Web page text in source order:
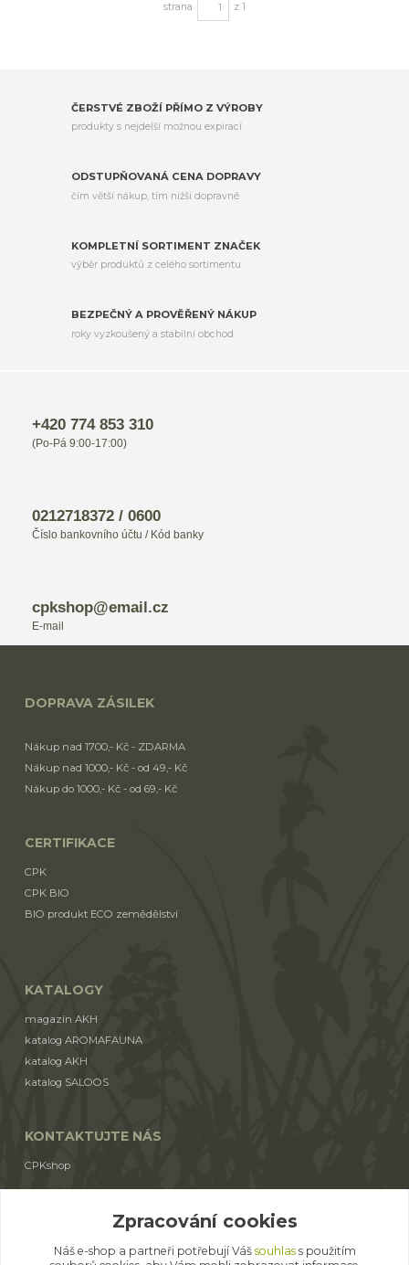
strana z 1
ČERSTVÉ ZBOŽÍ PŘÍMO Z VÝROBY
produkty s nejdelší možnou expirací
ODSTUPŇOVANÁ CENA DOPRAVY
čím větší nákup, tím nižší dopravné
KOMPLETNÍ SORTIMENT ZNAČEK
výběr produktů z celého sortimentu
BEZPEČNÝ A PROVĚŘENÝ NÁKUP
roky vyzkoušený a stabilní obchod
+420 774 853 310
(Po-Pá 9:00-17:00)
0212718372 / 0600
Číslo bankovního účtu / Kód banky
cpkshop@email.cz
E-mail
DOPRAVA ZÁSILEK
Nákup nad 1700,- Kč - ZDARMA
Nákup nad 1000,- Kč - od 49,- Kč
Nákup do 1000,- Kč - od 69,- Kč
CERTIFIKACE
CPK
CPK BIO
BIO produkt ECO zemědělství
KATALOGY
magazín AKH
katalog AROMAFAUNA
katalog AKH
katalog SALOOS
KONTAKTUJTE NÁS
CPKshop
(Po-Pá 9:00-17:00)
Zpracování cookies
Náš e-shop a partneři potřebují Váš souhlass použitím